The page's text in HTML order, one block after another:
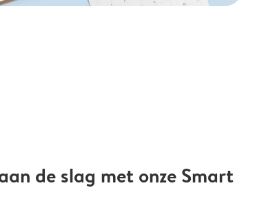
de slag met onze Smart